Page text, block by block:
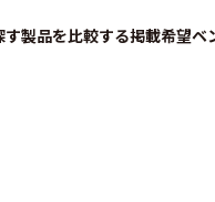
す製品を比較する掲載希望ベ